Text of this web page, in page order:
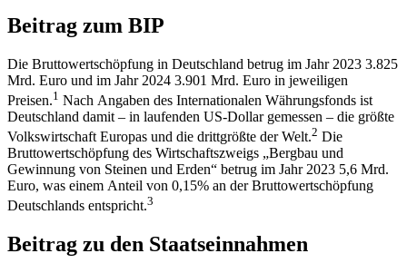
Beitrag zum BIP
Die Bruttowertschöpfung in Deutschland betrug im Jahr 2023 3.825
Mrd. Euro und im Jahr 2024 3.901 Mrd. Euro in jeweiligen
Preisen.1 Nach Angaben des Internationalen Währungsfonds ist
Deutschland damit – in laufenden US-Dollar gemessen – die größte
Volkswirtschaft Europas und die drittgrößte der Welt.2 Die
Bruttowertschöpfung des Wirtschaftszweigs „Bergbau und
Gewinnung von Steinen und Erden“ betrug im Jahr 2023 5,6 Mrd.
Euro, was einem Anteil von 0,15% an der Bruttowertschöpfung
Deutschlands entspricht.3
Beitrag zu den Staatseinnahmen